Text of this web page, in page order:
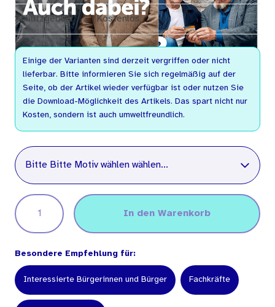
Schutzgebühr Kostenlos
Einige der Varianten sind derzeit vergriffen oder nicht
lieferbar. Bitte informieren Sie sich regelmäßig auf der
Seite, ob der Artikel wieder verfügbar ist oder nutzen Sie
die Download-Möglichkeit des Artikels. Das spart nicht nur
Kosten, sondern ist auch umweltfreundlich.
Bitte Motiv wählen
Bitte Bitte Motiv wählen wählen...
In den Warenkorb
Besondere Empfehlung für:
Interessierte Bürgerinnen und Bürger Fachkräfte